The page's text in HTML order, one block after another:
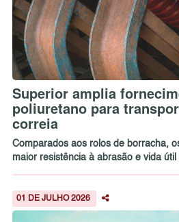
Superior amplia
poliuretano para
correia
Comparados aos rolos de borracha,
maior resistência à abrasão e vida útil
01 DE JULHO 2026